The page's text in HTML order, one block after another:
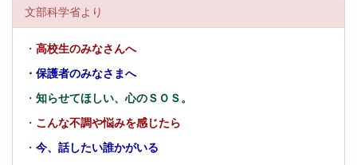
文部科学省より
・ 高校生のみなさんへ
・ 保護者のみなさまへ
・ 知らせてほしい、心のＳＯＳ。
・ こんな不調や悩みを感じたら
・ 今、話したい誰かがいる